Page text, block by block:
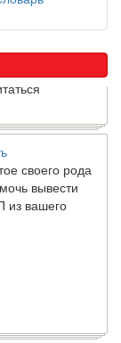
диету
своего рода
вывести
из вашего